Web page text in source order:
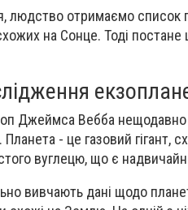
людство отримаємо список
на Сонце. Тоді
Джеймса Вебба нещодавно
- це газовий гігант,
вуглецю, що є
вивчають дані щодо